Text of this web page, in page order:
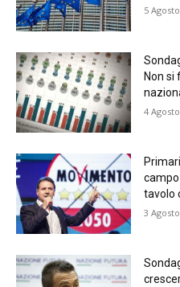
5
Non si
4
campo
tavolo
3